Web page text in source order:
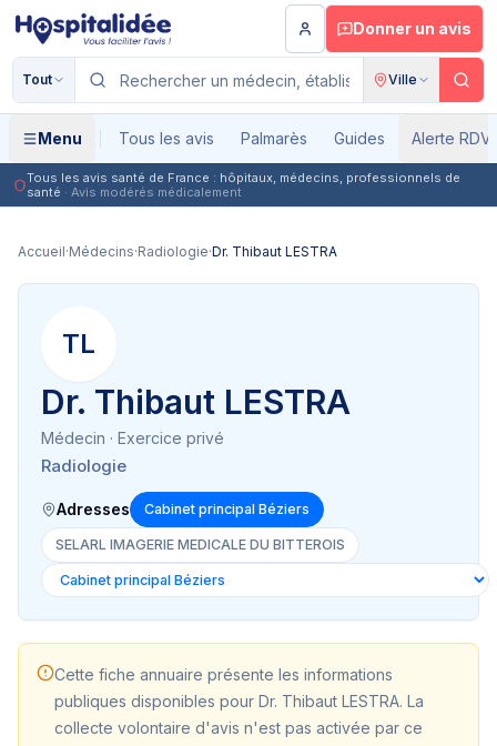
Aller au contenu principal
Donner un avis
Tout Ville
Menu Tous les avis Palmarès Guides Alerte RDV
Tous les avis santé de France : hôpitaux, médecins, professionnels de
santé · Avis modérés médicalement
Accueil·Médecins·Radiologie·Dr. Thibaut LESTRA
TL
Dr. Thibaut LESTRA
Médecin · Exercice privé
Radiologie
Adresses Cabinet principal Béziers
SELARL IMAGERIE MEDICALE DU BITTEROIS
Cette fiche annuaire présente les informations
publiques disponibles pour Dr. Thibaut LESTRA. La
collecte volontaire d'avis n'est pas activée par ce